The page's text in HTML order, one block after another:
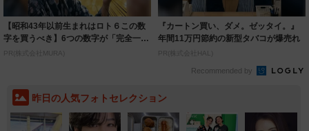
【昭和43年以前生まれはロト６この数
字を買うべき】6つの数字が「完全一
致」する方...
PR(株式会社MURA)
『カートン買い、ダメ。ゼッタイ。』
年間11万円節約の新型タバコが爆売れ
PR(株式会社HAL)
Recommended by
昨日の人気フォトセレクション